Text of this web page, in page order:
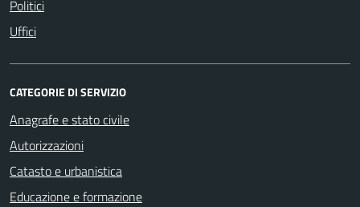
Politici
Uffici
CATEGORIE DI SERVIZIO
Anagrafe e stato civile
Autorizzazioni
Catasto e urbanistica
Educazione e formazione